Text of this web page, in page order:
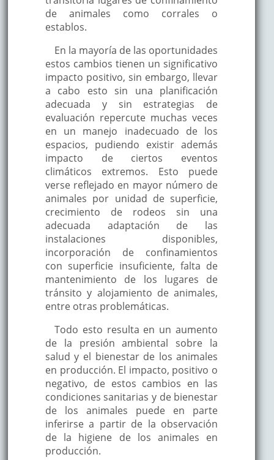
de animales como corrales o
establos.
En la mayoría de las oportunidades
estos cambios tienen un significativo
impacto positivo, sin embargo, llevar
a cabo esto sin una planificación
adecuada y sin estrategias de
evaluación repercute muchas veces
en un manejo inadecuado de los
espacios, pudiendo existir además
impacto de ciertos eventos
climáticos extremos. Esto puede
verse reflejado en mayor número de
animales por unidad de superficie,
crecimiento de rodeos sin una
adecuada adaptación de las
instalaciones disponibles,
incorporación de confinamientos
con superficie insuficiente, falta de
mantenimiento de los lugares de
tránsito y alojamiento de animales,
entre otras problemáticas.
Todo esto resulta en un aumento
de la presión ambiental sobre la
salud y el bienestar de los animales
en producción. El impacto, positivo o
negativo, de estos cambios en las
condiciones sanitarias y de bienestar
de los animales puede en parte
inferirse a partir de la observación
de la higiene de los animales en
producción.